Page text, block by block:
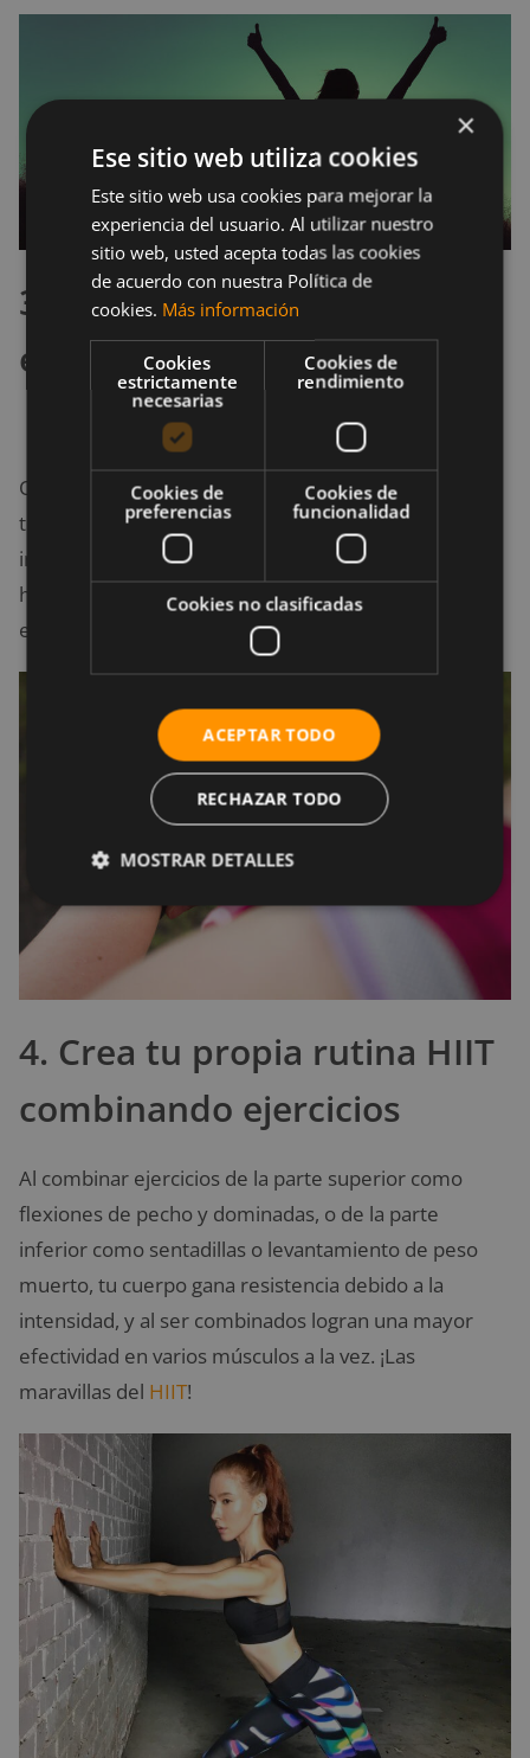
3. Crea tu propio horario de
entrenamiento
Organiza bien tu tiempo, haz esquemas, horarios y
todo lo que haga falta para visualizar cómo puedes
integrar el fitness a tu día a día. No te cierres a un
horario dictado por el gimnasio o por alguien más,
eres dueño de tu tiempo y de tu vida.
4. Crea tu propia rutina HIIT
combinando ejercicios
Al combinar ejercicios de la parte superior como
flexiones de pecho y dominadas, o de la parte
inferior como sentadillas o levantamiento de peso
muerto, tu cuerpo gana resistencia debido a la
intensidad, y al ser combinados logran una mayor
efectividad en varios músculos a la vez. ¡Las
maravillas del HIIT!
×
Ese sitio web utiliza cookies
Este sitio web usa cookies para mejorar la
experiencia del usuario. Al utilizar nuestro
sitio web, usted acepta todas las cookies
de acuerdo con nuestra Política de
cookies. Más información
Cookies
estrictamente
necesarias
Cookies de
rendimiento
Cookies de
preferencias
Cookies de
funcionalidad
Cookies no clasificadas
ACEPTAR TODO
RECHAZAR TODO
MOSTRAR DETALLES